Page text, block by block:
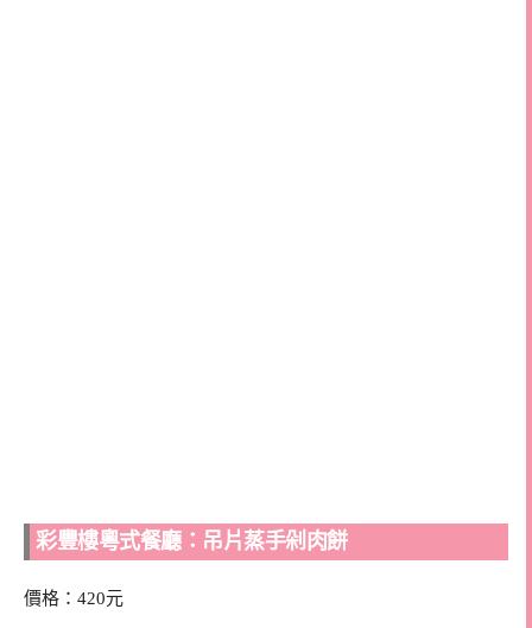
彩豐樓粵式餐廳：吊片蒸手剁肉餅
價格：420元